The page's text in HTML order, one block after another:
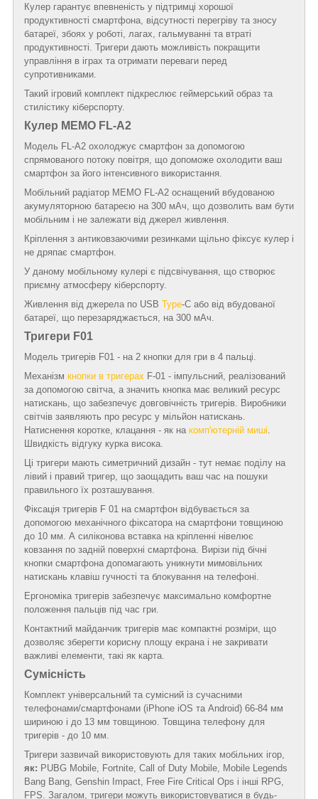
Кулер гарантує впевненість у підтримці хорошої
продуктивності смартфона, відсутності перегріву та зносу
батареї, збоях у роботі, лагах, гальмуванні та втраті
продуктивності. Тригери дають можливість покращити
управління в іграх та отримати переваги перед
супротивниками.
Такий ігровий комплект підкреслює геймерський образ та
стилістику кіберспорту.
Кулер MEMO FL-A2
Модель FL-A2 охолоджує смартфон за допомогою
спрямованого потоку повітря, що допоможе охолодити ваш
смартфон за його інтенсивного використання.
Мобільний радіатор MEMO FL-A2 оснащений вбудованою
акумуляторною батареєю на 300 мАч, що дозволить вам бути
мобільним і не залежати від джерел живлення.
Кріплення з антиковзаючими резинками щільно фіксує кулер і
не дряпає смартфон.
У даному мобільному кулері є підсвічування, що створює
приємну атмосферу кіберспорту.
Живлення від джерела по USB Type-C або від вбудованої
батареї, що перезаряджається, на 300 мАч.
Тригери F01
Модель тригерів F01 - на 2 кнопки для гри в 4 пальці.
Механізм кнопки в тригерах F-01 - імпульсний, реалізований
за допомогою світча, а значить кнопка має великий ресурс
натискань, що забезпечує довговічність тригерів. Виробники
світчів заявляють про ресурс у мільйон натискань.
Натиснення коротке, клацання - як на комп'ютерній миші
Швидкість відгуку курка висока.
Ці тригери мають симетричний дизайн - тут немає поділу на
лівий і правий тригер, що заощадить ваш час на пошуки
правильного їх розташування.
Фіксація тригерів F 01 на смартфон відбувається за
допомогою механічного фіксатора на смартфони товщиною
до 10 мм. А силіконова вставка на кріпленні нівелює
ковзання по задній поверхні смартфона. Вирізи під бічні
кнопки смартфона допомагають уникнути мимовільних
натискань клавіш гучності та блокування на телефоні.
Ергономіка тригерів забезпечує максимально комфортне
положення пальців під час гри.
Контактний майданчик тригерів має компактні розміри, що
дозволяє зберегти корисну площу екрана і не закривати
важливі елементи, такі як карта.
Сумісність
Комплект універсальний та сумісний із сучасними
телефонами/смартфонами (iPhone iOS та Android) 66-84 мм
шириною і до 13 мм товщиною. Товщина телефону для
тригерів - до 10 мм.
Тригери зазвичай використовують для таких мобільних ігор,
як: PUBG Mobile, Fortnite, Call of Duty Mobile, Mobile Legends
Bang Bang, Genshin Impact, Free Fire Critical Ops і інші RPG,
FPS. Загалом, тригери можуть використовуватися в будь-